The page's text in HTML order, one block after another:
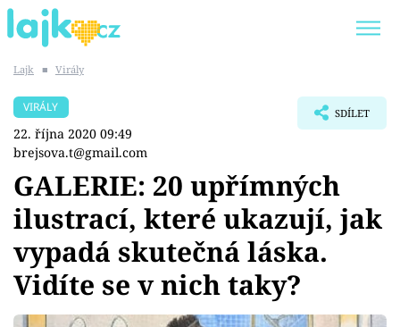
SHOPAHOLICADEL
Témata
Showbyznys
Youtubeři
Lajk ■ Virály
VIRÁLY
22. října 2020 09:49
brejsova.t@gmail.com
SDÍLET
GALERIE: 20 upřímných
ilustrací, které ukazují, jak
vypadá skutečná láska.
Vidíte se v nich taky?